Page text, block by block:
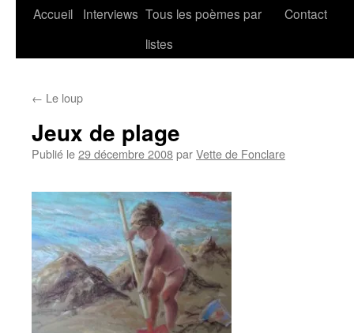
Accueil Interviews Tous les poèmes par
listes
Contact
← Le loup
Jeux de plage
Publié le29 décembre 2008parVette de Fonclare